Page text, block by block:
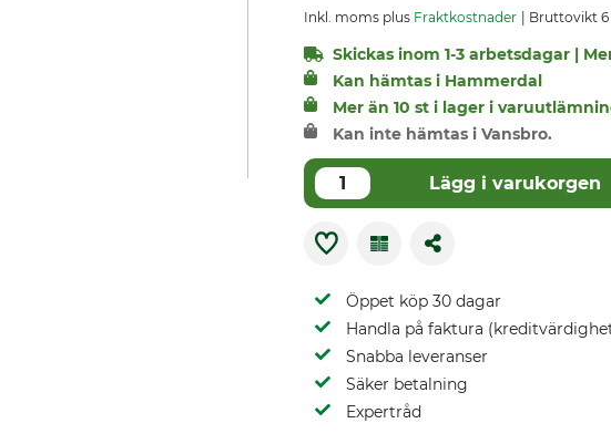
Inkl. moms plus Fraktkostnader Bruttovikt 6
Skickas inom 1-3 arbetsdagar |
Kan hämtas i Hammerdal
Mer än 10 st i lager i
Kan inte hämtas i Vansbro.
Lägg i varukorgen
Öppet köp 30 dagar
Handla på faktura
Snabba leveranser
Säker betalning
Expertråd